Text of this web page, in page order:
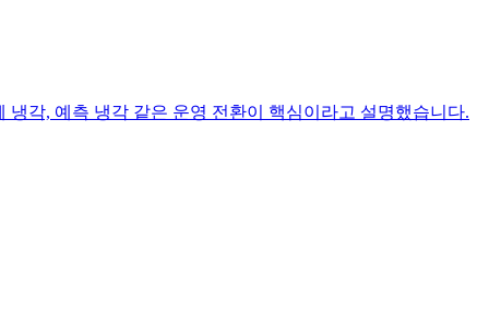
각, 예측 냉각 같은 운영 전환이 핵심이라고 설명했습니다.